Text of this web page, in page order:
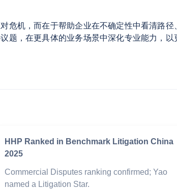
危机，而在于帮助企业在不确定性中看清路径
题，在更具体的业务场景中深化专业能力，以
HHP Ranked in Benchmark Litigation China
2025
Commercial Disputes ranking confirmed; Yao
named a Litigation Star.